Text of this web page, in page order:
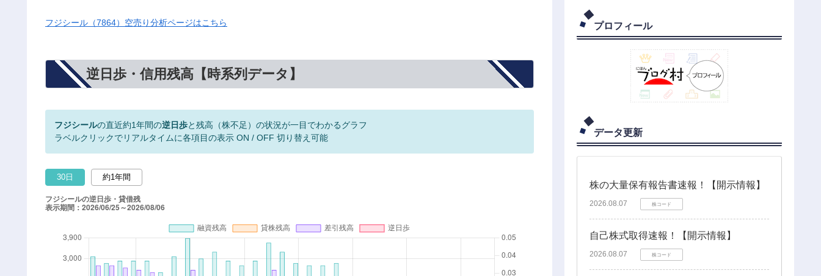
フジシール（7864）空売り分析ページはこちら
逆日歩・信用残高【時系列データ】
フジシールの直近約1年間の逆日歩と残高（株不足）の状況が一目でわかるグラフ
ラベルクリックでリアルタイムに各項目の表示 ON / OFF 切り替え可能
30日 約1年間
プロフィール
データ更新
株の大量保有報告書速報！【開示情報】
2026.08.07 株コード
自己株式取得速報！【開示情報】
2026.08.07 株コード